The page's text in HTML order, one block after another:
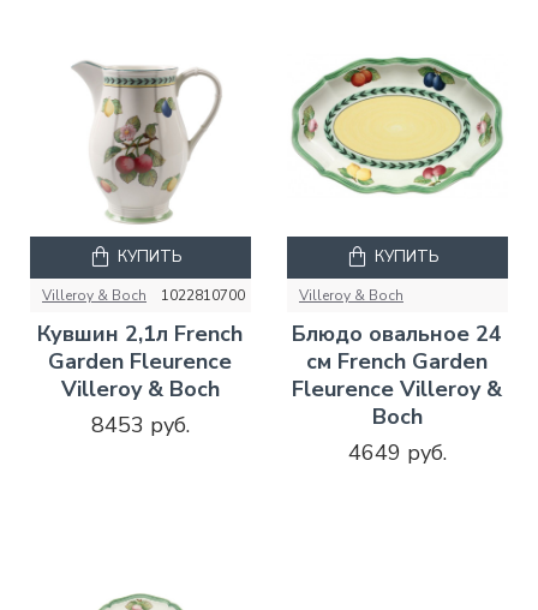
Villeroy & Boch 1022810700
Кувшин 2,1л French
Garden Fleurence
Villeroy & Boch
8453 руб.
КУПИТЬ
Villeroy & Boch
Блюдо овальное 24
см French Garden
Fleurence Villeroy &
Boch
4649 руб.
КУПИТЬ